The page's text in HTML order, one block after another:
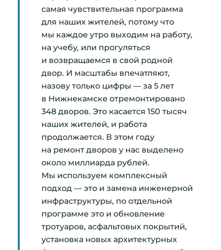
самая чувствительная программа
для наших жителей, потому что
мы каждое утро выходим на работу,
на учебу, или прогуляться
и возвращаемся в свой родной
двор. И масштабы впечатляют,
назову только цифры — за 5 лет
в Нижнекамске отремонтировано
348 дворов. Это касается 150 тысяч
наших жителей, и работа
продолжается. В этом году
на ремонт дворов у нас выделено
около миллиарда рублей.
Мы используем комплексный
подход — это и замена инженерной
инфраструктуры, по отдельной
программе это и обновление
тротуаров, асфальтовых покрытий,
установка новых архитектурных